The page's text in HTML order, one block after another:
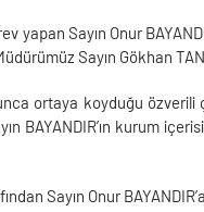
Sayın Onur
Sayın Gökhan
ortaya koyduğu özverili
BAYANDIR’ın kurum
Sayın Onur